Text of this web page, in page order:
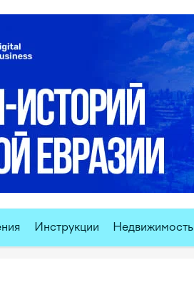
Инструкции Недвижимость